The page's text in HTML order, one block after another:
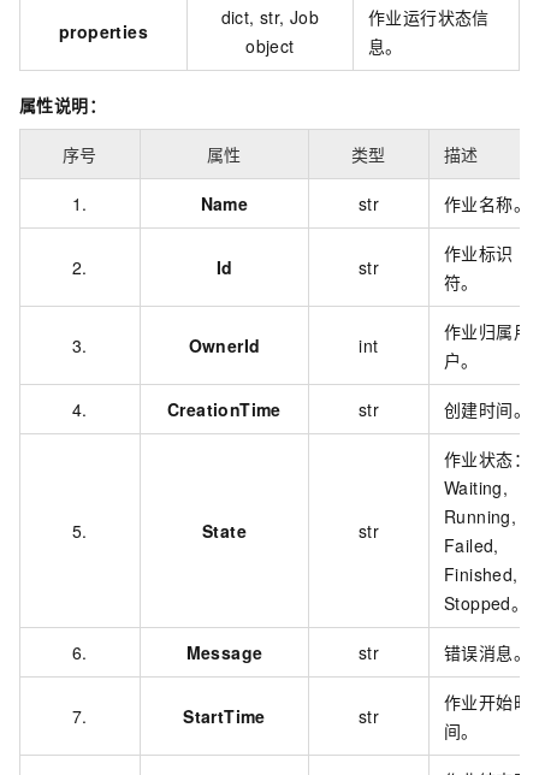
properties
dict, str, Job
object
作业运行状态信
息。
属性说明：
序号 属性 类型 描述
1. Name str 作业名称。
2. Id str
作业标识
符。
3. OwnerId int
作业归属用
户。
4. CreationTime str 创建时间。
5. State str
作业状态：
Waiting,
Running,
Failed,
Finished,
Stopped。
6. Message str 错误消息。
7. StartTime str
作业开始时
间。